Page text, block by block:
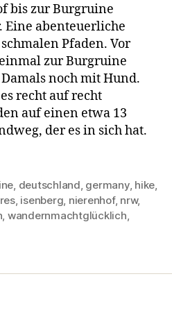
bis zur Burgruine
Eine abenteuerliche
Pfaden. Vor
zur Burgruine
noch mit Hund.
recht auf recht
auf einen etwa 13
der es in sich hat.
deutschland germany, hike
, isenberg nierenhof, nrw,
wandernmachtglücklich